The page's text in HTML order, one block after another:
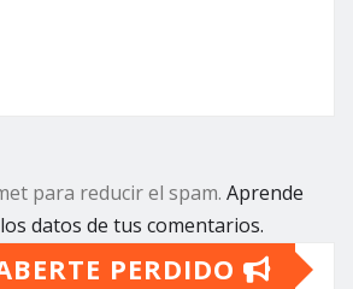
para reducir el spam. Aprende
datos de tus comentarios.
PERDIDO